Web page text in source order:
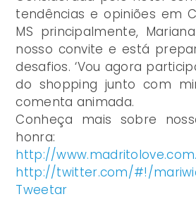
tendências e opiniões em
MS principalmente,
nosso convite e está
desafios. ‘Vou agora
do shopping junto com
comenta animada.
Conheça mais sobre
honra:
http://
http://twitter.com/#!/
Tweetar